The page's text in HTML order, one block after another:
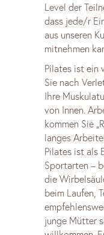
Level der
dass jede/r
aus unseren
mitnehmen
Pilates ist ein
Sie nach
Ihre
von Innen.
kommen Sie
langes
Pilates ist als
Sportarten –
die
beim Laufen,
junge Mütter